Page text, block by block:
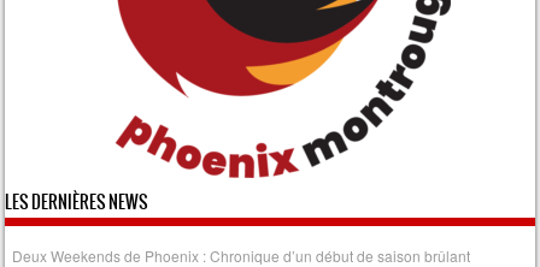
LES DERNIÈRES NEWS
Deux Weekends de Phoenix : Chronique d’un début de saison brûlant